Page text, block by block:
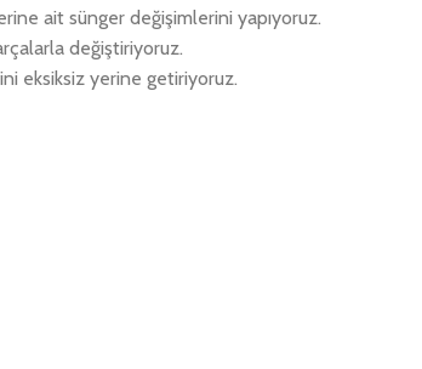
ait sünger değişimlerini yapıyoruz.
değiştiriyoruz.
eksiksiz yerine getiriyoruz.